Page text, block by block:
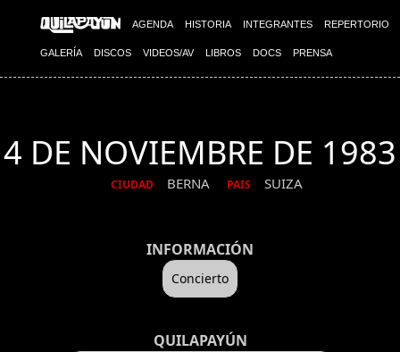
AGENDA HISTORIA INTEGRANTES REPERTORIO
GALERÍA DISCOS VIDEOS/AV LIBROS DOCS PRENSA
4 DE NOVIEMBRE DE 1983
CIUDAD BERNA PAIS SUIZA
INFORMACIÓN
Concierto
QUILAPAYÚN